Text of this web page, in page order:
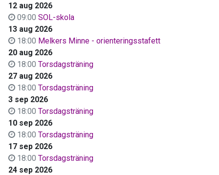
12 aug 2026
09:00 SOL-skola
13 aug 2026
18:00 Melkers Minne - orienteringsstafett
20 aug 2026
18:00 Torsdagsträning
27 aug 2026
18:00 Torsdagsträning
3 sep 2026
18:00 Torsdagsträning
10 sep 2026
18:00 Torsdagsträning
17 sep 2026
18:00 Torsdagsträning
24 sep 2026